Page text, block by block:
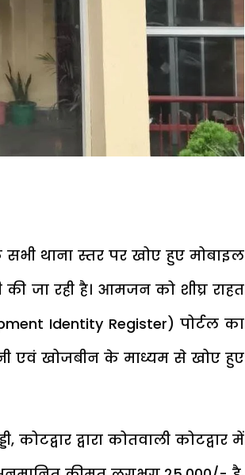
थाना स्तर पर खोए हुए मोबाइल
की जा रही है। आमजन को शीघ्र राहत
Identity Register) पोर्टल का
एवं खोजबीन के माध्यम से खोए हुए
द्वारा कोतवाली कोटद्वार में